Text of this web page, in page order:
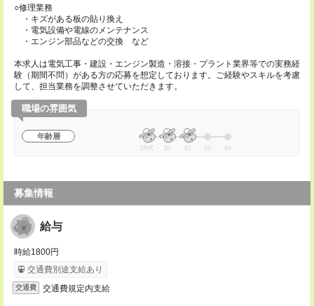
○修理業務
・キズがある板の貼り換え
・電気設備や電線のメンテナンス
・エンジン部品などの交換 など
本求人は電気工事・建設・エンジン製造・溶接・プラント業界等での実務経
験（期間不問）がある方の応募を想定しております。ご経験やスキルを考慮
して、担当業務を調整させていただきます。
職場の雰囲気
年齢層
20代 30 40 50 60
募集情報
給与
時給1800円
交通費別途支給あり
交通費 交通費規定内支給